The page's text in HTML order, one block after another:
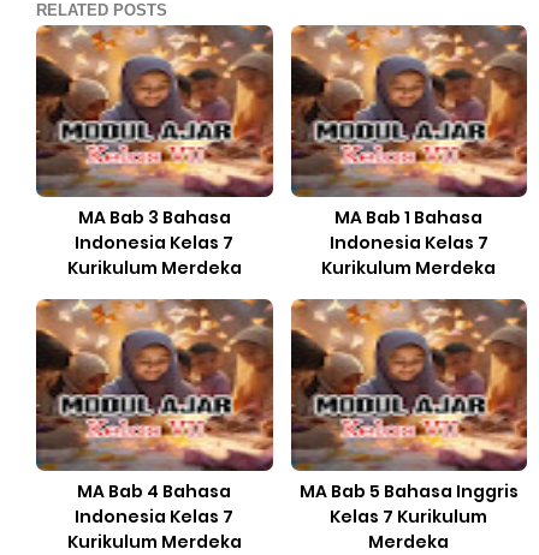
RELATED POSTS
MA Bab 3 Bahasa
Indonesia Kelas 7
Kurikulum Merdeka
MA Bab 1 Bahasa
Indonesia Kelas 7
Kurikulum Merdeka
MA Bab 4 Bahasa
Indonesia Kelas 7
Kurikulum Merdeka
MA Bab 5 Bahasa Inggris
Kelas 7 Kurikulum
Merdeka